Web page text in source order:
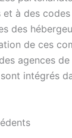
à des
des
de ces
agences
intégrés